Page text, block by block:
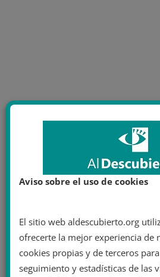
Aviso sobre el uso de cookies
El sitio web aldescubierto.org
ofrecerte la mejor experiencia de
cookies propias y de terceros
seguimiento y estadísticas de las